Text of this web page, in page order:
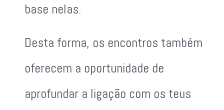
base nelas.
Desta forma, os encontros também
oferecem a oportunidade de
aprofundar a ligação com os teus